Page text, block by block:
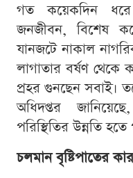
গত কয়েকদিন ধরে
জনজীবন, বিশেষ
যানজটে নাকাল
লাগাতার বর্ষণ থেকে
প্রহর গুনছেন সবাই।
অধিদপ্তর
পরিস্থিতির উন্নতি হতে
চলমান বৃষ্টিপাতের